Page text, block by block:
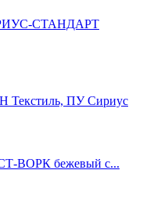
СТАНДАРТ
ПУ Сириус
ВОРК бежевый с...